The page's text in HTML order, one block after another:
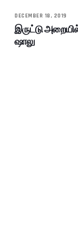
DECEMBER 18, 2019
இருட்டு
ஷாலு